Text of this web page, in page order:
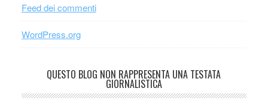
Feed dei commenti
WordPress.org
QUESTO BLOG NON RAPPRESENTA UNA TESTATA
GIORNALISTICA